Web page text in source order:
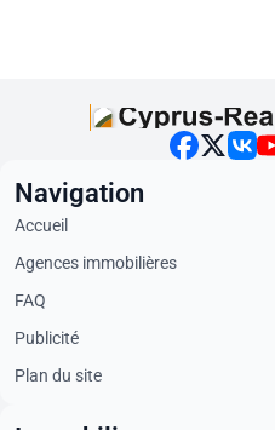
Navigation
Accueil
Agences immobilières
FAQ
Publicité
Plan du site